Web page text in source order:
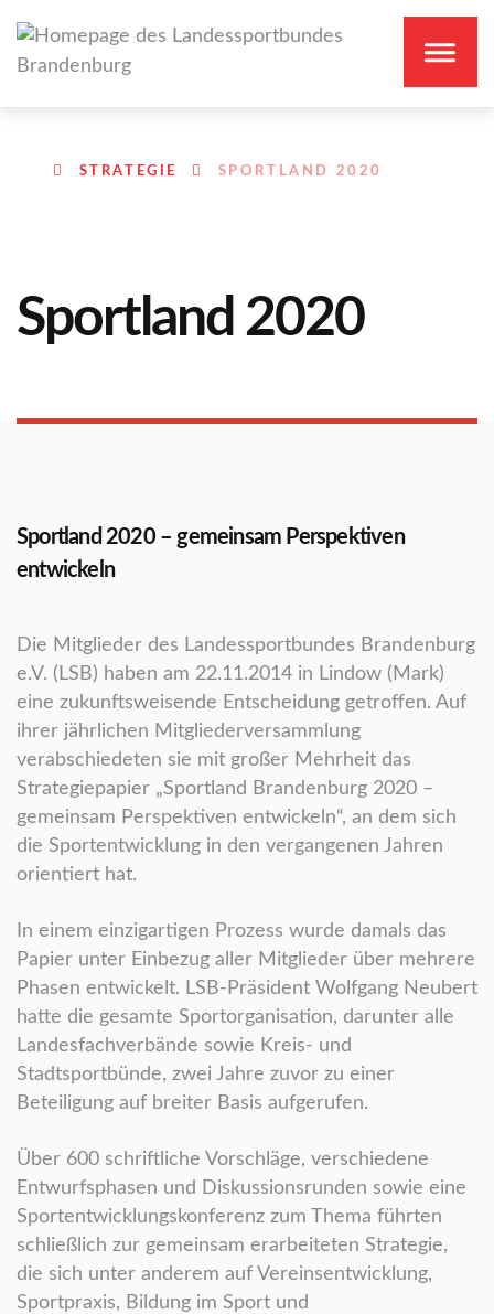
STRATEGIE SPORTLAND 2020
Sportland 2020
Sportland 2020 – gemeinsam Perspektiven
entwickeln
Die Mitglieder des Landessportbundes Brandenburg
e.V. (LSB) haben am 22.11.2014 in Lindow (Mark)
eine zukunftsweisende Entscheidung getroffen. Auf
ihrer jährlichen Mitgliederversammlung
verabschiedeten sie mit großer Mehrheit das
Strategiepapier „Sportland Brandenburg 2020 –
gemeinsam Perspektiven entwickeln“, an dem sich
die Sportentwicklung in den vergangenen Jahren
orientiert hat.
In einem einzigartigen Prozess wurde damals das
Papier unter Einbezug aller Mitglieder über mehrere
Phasen entwickelt. LSB-Präsident Wolfgang Neubert
hatte die gesamte Sportorganisation, darunter alle
Landesfachverbände sowie Kreis- und
Stadtsportbünde, zwei Jahre zuvor zu einer
Beteiligung auf breiter Basis aufgerufen.
Über 600 schriftliche Vorschläge, verschiedene
Entwurfsphasen und Diskussionsrunden sowie eine
Sportentwicklungskonferenz zum Thema führten
schließlich zur gemeinsam erarbeiteten Strategie,
die sich unter anderem auf Vereinsentwicklung,
Sportpraxis, Bildung im Sport und